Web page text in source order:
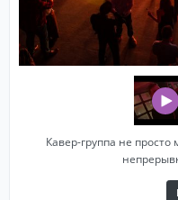
Кавер-группа не